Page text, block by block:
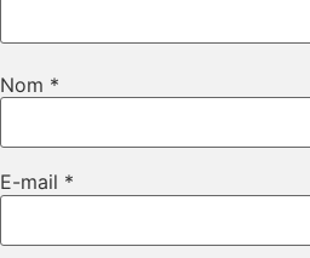
Nom *
E-mail *